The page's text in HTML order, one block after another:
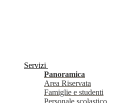
Servizi
Panoramica
Area Riservata
Famiglie e studenti